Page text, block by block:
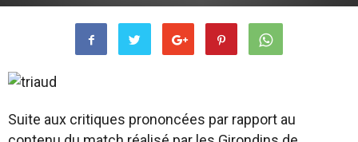
Suite aux critiques prononcées par rapport au